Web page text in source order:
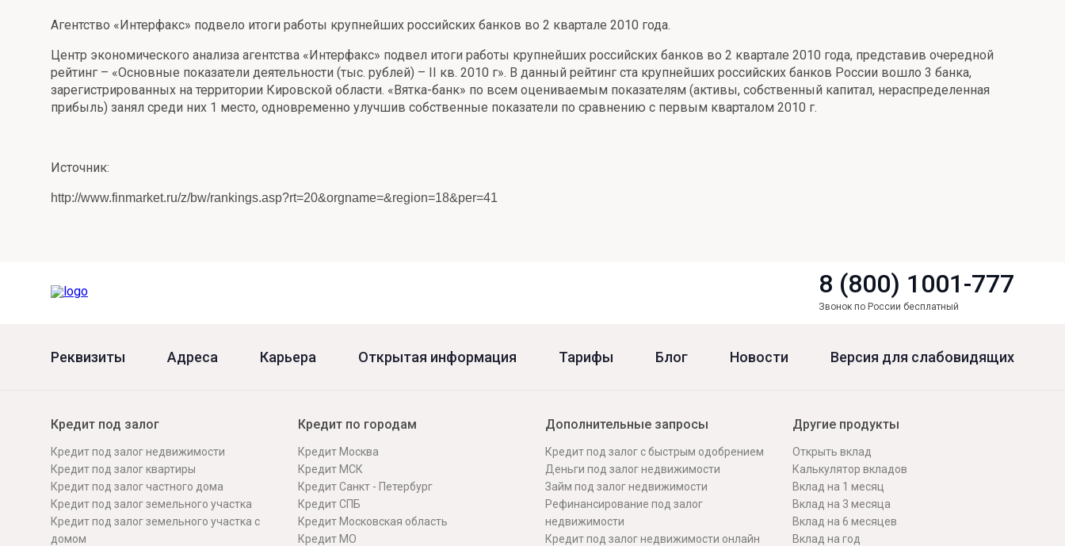
Онлайн
Все вклады
Удаленная идентификация
Мобильное приложение
Подтверждение согласия через Госуслуги
Все сервисы
Агентство «Интерфакс» подвело итоги работы крупнейших российских банков во 2 квартале 2010 года.
Центр экономического анализа агентства «Интерфакс» подвел итоги работы крупнейших российских банков во 2 квартале 2010 года, представив очередной
рейтинг – «Основные показатели деятельности (тыс. рублей) – II кв. 2010 г». В данный рейтинг ста крупнейших российских банков России вошло 3 банка,
зарегистрированных на территории Кировской области. «Вятка-банк» по всем оцениваемым показателям (активы, собственный капитал, нераспределенная
прибыль) занял среди них 1 место, одновременно улучшив собственные показатели по сравнению с первым кварталом 2010 г.
Источник:
http://www.finmarket.ru/z/bw/rankings.asp?rt=20&orgname=&region=18&per=41
8 (800) 1001-777
Звонок по России бесплатный
Реквизиты Адреса Карьера Открытая информация Тарифы Блог Новости Версия для слабовидящих
Кредит под залог
Кредит под залог недвижимости
Кредит под залог квартиры
Кредит под залог частного дома
Кредит под залог земельного участка
Кредит под залог земельного участка с
домом
Кредит по городам
Кредит Москва
Кредит МСК
Кредит Санкт - Петербург
Кредит СПБ
Кредит Московская область
Кредит МО
Дополнительные запросы
Кредит под залог с быстрым одобрением
Деньги под залог недвижимости
Займ под залог недвижимости
Рефинансирование под залог
недвижимости
Кредит под залог недвижимости онлайн
Другие продукты
Открыть вклад
Калькулятор вкладов
Вклад на 1 месяц
Вклад на 3 месяца
Вклад на 6 месяцев
Вклад на год